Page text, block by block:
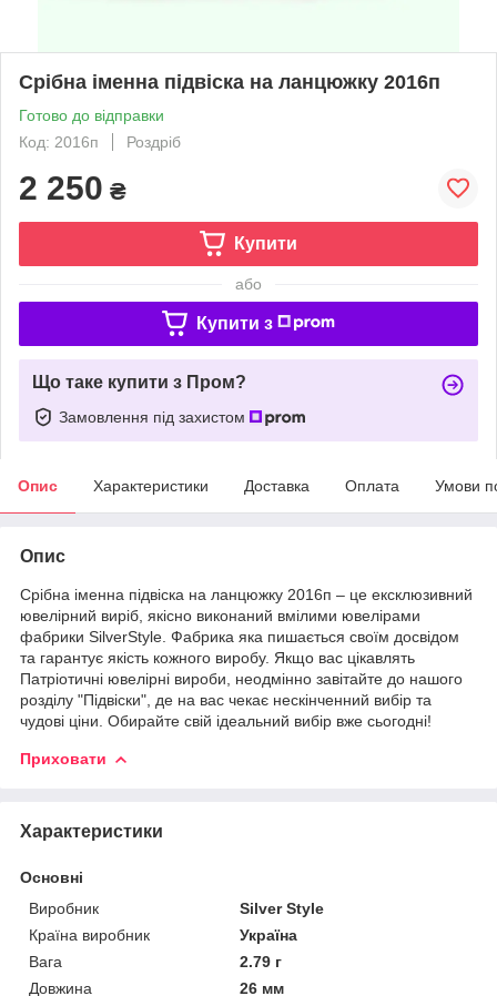
Срібна іменна підвіска на ланцюжку 2016п
Готово до відправки
Код: 2016п
Роздріб
2 250 ₴
Купити
або
Купити з
Що таке купити з Пром?
Замовлення під захистом
Опис Характеристики Доставка Оплата Умови
Опис
Срібна іменна підвіска на ланцюжку 2016п – це ексклюзивний
ювелірний виріб, якісно виконаний вмілими ювелірами
фабрики SilverStyle. Фабрика яка пишається своїм досвідом
та гарантує якість кожного виробу. Якщо вас цікавлять
Патріотичні ювелірні вироби, неодмінно завітайте до нашого
розділу "Підвіски", де на вас чекає нескінченний вибір та
чудові ціни. Обирайте свій ідеальний вибір вже сьогодні!
Приховати
Характеристики
Основні
Виробник
Silver Style
Країна виробник
Україна
Вага
2.79 г
Довжина
26 мм